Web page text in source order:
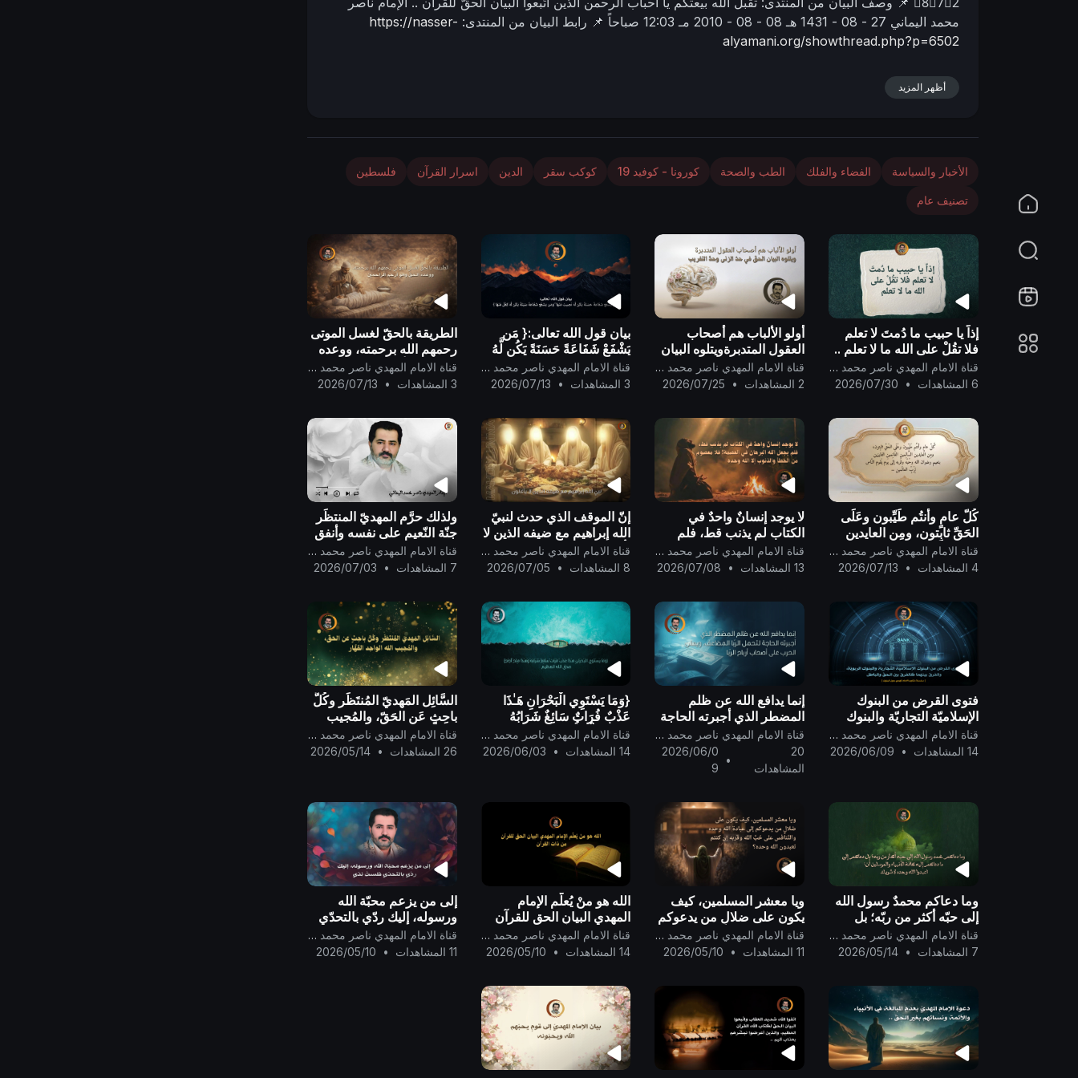
nمحمد اليماني 27 - 08 - 1431 هـ 08 - 08 - 2010 مـ 12:03 صباحاً 📌 رابط البيان من المنتدى: https://nasser-
alyamani.org/showthread.php?p=6502
أظهر المزيد
الأخبار والسياسة الفضاء والفلك الطب والصحة كورونا - كوفيد 19 كوكب سقر الدين اسرار القرآن فلسطين
تصنيف عام
إذاً يا حبيب ما دُمتَ لا تعلم
فلا تقُلْ على الله ما لا تعلم ..
قناة الامام المهدي ناصر محمد اليماني
6 المشاهدات
•
2026/07/30
أولو الألباب هم أصحاب
العقول المتدبرةويتلوه البيان
الحقّ في حدّ الزنى وحدِّ
التغريب ..
قناة الامام المهدي ناصر محمد اليماني
2 المشاهدات
•
2026/07/25
بيان قول الله تعالى:{ مَن
يَشْفَعْ شَفَاعَةً حَسَنَةً يَكُن لَّهُ
نَصِيبٌ مِّنْهَا ۖ وَمَن يَشْفَعْ
شَفَاعَةً سَيِّئَةً يَكُن لَّهُ كِفْلٌ م
قناة الامام المهدي ناصر محمد اليماني
3 المشاهدات
•
2026/07/13
الطريقة بالحقّ لغسل الموتى
رحمهم الله برحمته، ووعده
الحقّ وهو أرحم الراحمين .. قناة الامام المهدي ناصر محمد اليماني
3 المشاهدات
•
2026/07/13
كُلّ عامٍ وأنتُم طَيِّبون وعَلَى
الحَقِّ ثابِتون، ومِن العايدين
السَّالِمين الغَانِمين الفايزين
بنعيم رضوان الله وحُبّه
قناة الامام المهدي ناصر محمد اليماني
4 المشاهدات
•
2026/07/13
لا يوجد إنسانٌ واحدٌ في
الكتاب لم يذنب قط، فلم
يجعل الله البرهانَ في
العصمة! فلا معصوم من
قناة الامام المهدي ناصر محمد اليماني
13 المشاهدات
•
2026/07/08
إنّ الموقف الذي حدث لنبيّ
الله إبراهيم مع ضيفه الذين لا
يأكلون شبيهٌ بمواقف الكاميرا
الخفيّة..
قناة الامام المهدي ناصر محمد اليماني
8 المشاهدات
•
2026/07/05
ولذلك حرَّم المهديّ المنتظَر
جنّة النّعيم على نفسه وأنفق
درجته فيها لجدّه محمد
رسول الله..
قناة الامام المهدي ناصر محمد اليماني
7 المشاهدات
•
2026/07/03
فتوى القرض من البنوك
الإسلاميّة التجاريّة والبنوك
الربويّة، والفرق بينهما
كالفرق بين الحقّ والباطل ..
قناة الامام المهدي ناصر محمد اليماني
14 المشاهدات
•
2026/06/09
إنما يدافع الله عن ظلم
المضطر الذي أجبرته الحاجة
لتحمل الرّبا المضاعف، ويعلن
الحرب على أصحاب أرباح
الرّبا ..
قناة الامام المهدي ناصر محمد اليماني
20
المشاهدات
•
2026/06/0
9
{وَمَا يَسْتَوِي الْبَحْرَانِ هَـٰذَا
عَذْبٌ فُرَاتٌ سَائِغٌ شَرَابُهُ
وَهَـٰذَا مِلْحٌ أُجَاجٌ} صدق الله
العظيم ..
قناة الامام المهدي ناصر محمد اليماني
14 المشاهدات
•
2026/06/03
السَّائِل المَهديّ المُنتَظَر وكُلُّ
باحِثٍ عَن الحَقّ، والمُجيب
الله الواحِد القَهَّار ..
قناة الامام المهدي ناصر محمد اليماني
26 المشاهدات
•
2026/05/14
وما دعاكم محمدٌ رسول الله
إلى حبّه أكثر من ربّه؛ بل
دعاكم إلى ما دعاكم إليه
كافة الأنبياء والمرسلين
قناة الامام المهدي ناصر محمد اليماني
7 المشاهدات
•
2026/05/14
ويا معشر المسلمين، كيف
يكون على ضلالٍ من يدعوكم
إلى عبادة الله وحده
والتّنافس على حُبِّ الله
قناة الامام المهدي ناصر محمد اليماني
11 المشاهدات
•
2026/05/10
الله هو منْ يُعلّم الإمام
المهدي البيان الحق للقرآن
من ذات القرآن ..
قناة الامام المهدي ناصر محمد اليماني
14 المشاهدات
•
2026/05/10
إلى من يزعم محبّة الله
ورسوله، إليك ردّي بالتحدّي
فلستَ نِدّي ..
قناة الامام المهدي ناصر محمد اليماني
11 المشاهدات
•
2026/05/10